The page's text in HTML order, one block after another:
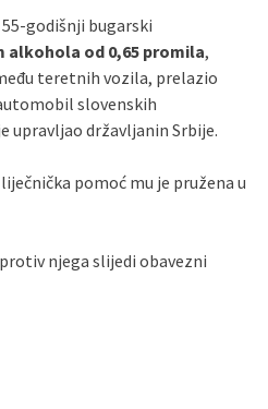
55-godišnji bugarski
alkohola od 0,65 promila,
teretnih vozila, prelazio
slovenskih
upravljao državljanin Srbije.
pomoć mu je pružena u
njega slijedi obavezni